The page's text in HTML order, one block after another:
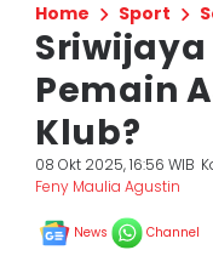
Home Sport
Pemain
Klub?
08 Okt 2025, 16:56 WIB
Feny Maulia Agustin
News Channel